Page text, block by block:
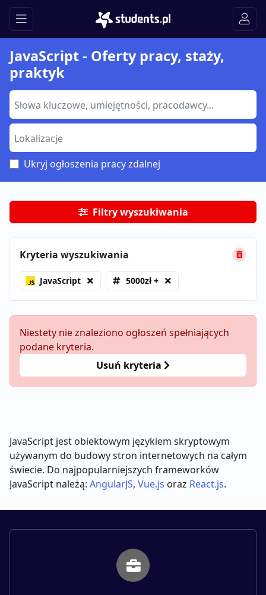
JavaScript - Oferty pracy, staży,
praktyk
Ukryj ogłoszenia pracy zdalnej
Filtry wyszukiwania
Kryteria wyszukiwania
JavaScript 5000zł +
Niestety nie znaleziono ogłoszeń spełniających
podane kryteria.
Usuń kryteria
JavaScript jest obiektowym językiem skryptowym
używanym do budowy stron internetowych na całym
świecie. Do najpopularniejszych frameworków
JavaScript należą: AngularJS, Vue.js oraz React.js.